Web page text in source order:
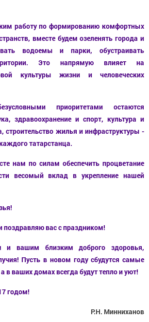
работу по формированию комфортных
вместе будем озеленять города и
водоемы и парки, обустраивать
Это напрямую влияет на
культурыжизни и человеческих
приоритетами остаются
здравоохранение и спорт, культура и
строительство жилья и инфраструктуры -
татарстанца.
нам по силам обеспечить процветание
весомый вклад в укрепление нашей
поздравляю вас с праздником!
вашим близким доброго здоровья,
Пусть в новом году сбудутся самые
в ваших домах всегда будут тепло и уют!
годом!
Р.Н. Минниханов